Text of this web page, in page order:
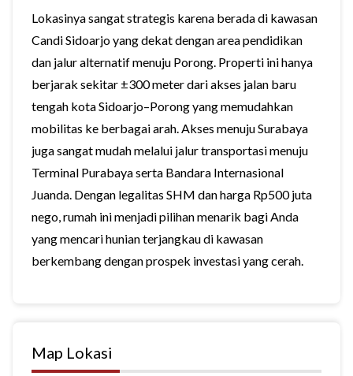
Lokasinya sangat strategis karena berada di kawasan
Candi Sidoarjo yang dekat dengan area pendidikan
dan jalur alternatif menuju Porong. Properti ini hanya
berjarak sekitar ±300 meter dari akses jalan baru
tengah kota Sidoarjo–Porong yang memudahkan
mobilitas ke berbagai arah. Akses menuju Surabaya
juga sangat mudah melalui jalur transportasi menuju
Terminal Purabaya serta Bandara Internasional
Juanda. Dengan legalitas SHM dan harga Rp500 juta
nego, rumah ini menjadi pilihan menarik bagi Anda
yang mencari hunian terjangkau di kawasan
berkembang dengan prospek investasi yang cerah.
Map Lokasi